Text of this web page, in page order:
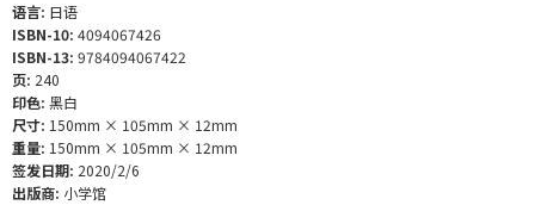
语言: 日语
ISBN-10: 4094067426
ISBN-13: 9784094067422
页: 240
印色: 黑白
尺寸: 150mm × 105mm × 12mm
重量: 150mm × 105mm × 12mm
签发日期: 2020/2/6
出版商: 小学馆